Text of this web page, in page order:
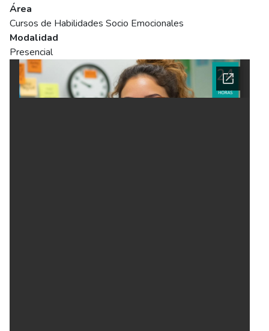
Área
Cursos de Habilidades Socio Emocionales
Modalidad
Presencial
Ficha del curso